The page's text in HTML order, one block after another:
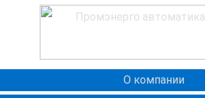
О компании